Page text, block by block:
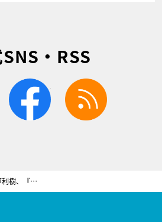
・RSS
twitter facebook
瀬戸利樹、『エグゼイド』終了後初ドラマ！『重要参考人探偵』第7話にゲスト出演決定